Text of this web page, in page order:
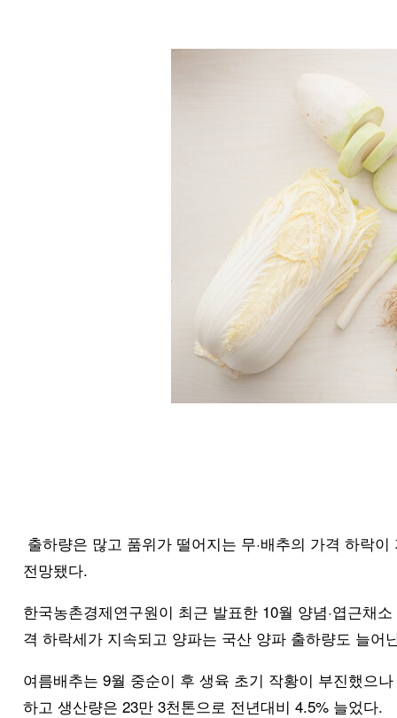
출하량은 많고 품위가 떨어지는 무·배추의 가격 하락
전망됐다.
한국농촌경제연구원이 최근 발표한 10월 양념·엽근채
격 하락세가 지속되고 양파는 국산 양파 출하량도 늘
여름배추는 9월 중순이 후 생육 초기 작황이 부진했으
하고 생산량은 23만 3천톤으로 전년대비 4.5% 늘었다.